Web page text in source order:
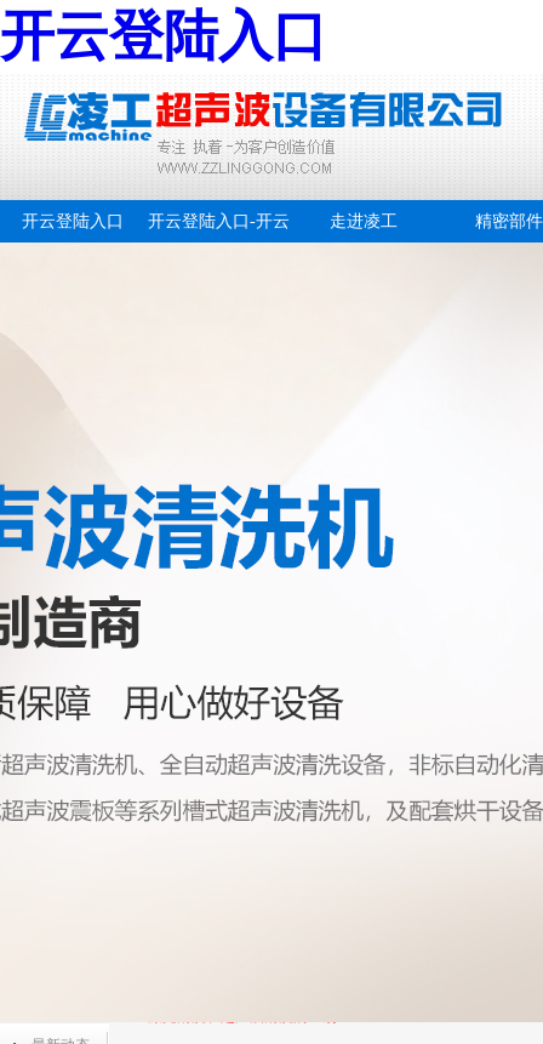
开云登陆入口
开云登陆入口 开云登陆入口-开云 走进凌工 精密部件
超声波清洗设备保养知识
超声波清洗的应用有哪些？